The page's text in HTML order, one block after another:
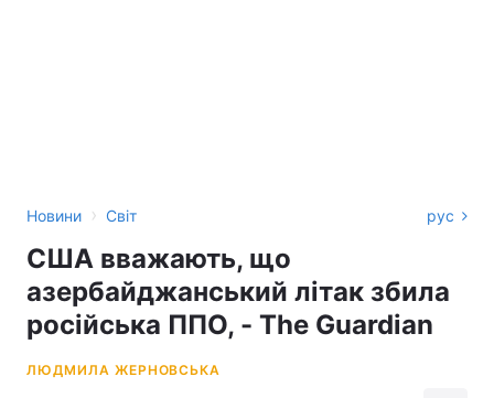
Новини › Світ рус
США вважають, що
азербайджанський літак збила
російська ППО, - The Guardian
ЛЮДМИЛА ЖЕРНОВСЬКА